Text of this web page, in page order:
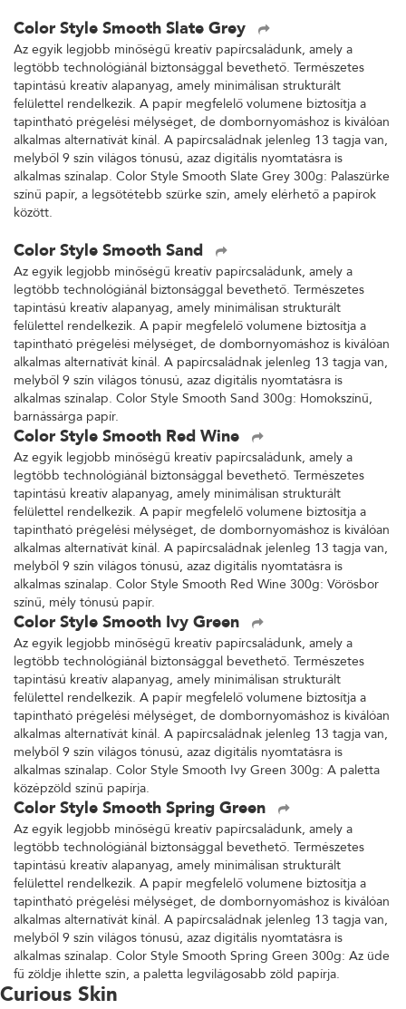
Color Style Smooth Slate Grey
Az egyik legjobb minőségű kreatív papírcsaládunk, amely a
legtöbb technológiánál biztonsággal bevethető. Természetes
tapintású kreatív alapanyag, amely minimálisan strukturált
felülettel rendelkezik. A papír megfelelő volumene biztosítja a
tapintható prégelési mélységet, de dombornyomáshoz is kiválóan
alkalmas alternatívát kínál. A papírcsaládnak jelenleg 13 tagja van,
melyből 9 szín világos tónusú, azaz digitális nyomtatásra is
alkalmas színalap. Color Style Smooth Slate Grey 300g: Palaszürke
színű papír, a legsötétebb szürke szín, amely elérhető a papírok
között.
Color Style Smooth Sand
Az egyik legjobb minőségű kreatív papírcsaládunk, amely a
legtöbb technológiánál biztonsággal bevethető. Természetes
tapintású kreatív alapanyag, amely minimálisan strukturált
felülettel rendelkezik. A papír megfelelő volumene biztosítja a
tapintható prégelési mélységet, de dombornyomáshoz is kiválóan
alkalmas alternatívát kínál. A papírcsaládnak jelenleg 13 tagja van,
melyből 9 szín világos tónusú, azaz digitális nyomtatásra is
alkalmas színalap. Color Style Smooth Sand 300g: Homokszínű,
barnássárga papír.
Color Style Smooth Red Wine
Az egyik legjobb minőségű kreatív papírcsaládunk, amely a
legtöbb technológiánál biztonsággal bevethető. Természetes
tapintású kreatív alapanyag, amely minimálisan strukturált
felülettel rendelkezik. A papír megfelelő volumene biztosítja a
tapintható prégelési mélységet, de dombornyomáshoz is kiválóan
alkalmas alternatívát kínál. A papírcsaládnak jelenleg 13 tagja van,
melyből 9 szín világos tónusú, azaz digitális nyomtatásra is
alkalmas színalap. Color Style Smooth Red Wine 300g: Vörösbor
színű, mély tónusú papír.
Color Style Smooth Ivy Green
Az egyik legjobb minőségű kreatív papírcsaládunk, amely a
legtöbb technológiánál biztonsággal bevethető. Természetes
tapintású kreatív alapanyag, amely minimálisan strukturált
felülettel rendelkezik. A papír megfelelő volumene biztosítja a
tapintható prégelési mélységet, de dombornyomáshoz is kiválóan
alkalmas alternatívát kínál. A papírcsaládnak jelenleg 13 tagja van,
melyből 9 szín világos tónusú, azaz digitális nyomtatásra is
alkalmas színalap. Color Style Smooth Ivy Green 300g: A paletta
középzöld színű papírja.
Color Style Smooth Spring Green
Az egyik legjobb minőségű kreatív papírcsaládunk, amely a
legtöbb technológiánál biztonsággal bevethető. Természetes
tapintású kreatív alapanyag, amely minimálisan strukturált
felülettel rendelkezik. A papír megfelelő volumene biztosítja a
tapintható prégelési mélységet, de dombornyomáshoz is kiválóan
alkalmas alternatívát kínál. A papírcsaládnak jelenleg 13 tagja van,
melyből 9 szín világos tónusú, azaz digitális nyomtatásra is
alkalmas színalap. Color Style Smooth Spring Green 300g: Az üde
fű zöldje ihlette szín, a paletta legvilágosabb zöld papírja.
Curious Skin